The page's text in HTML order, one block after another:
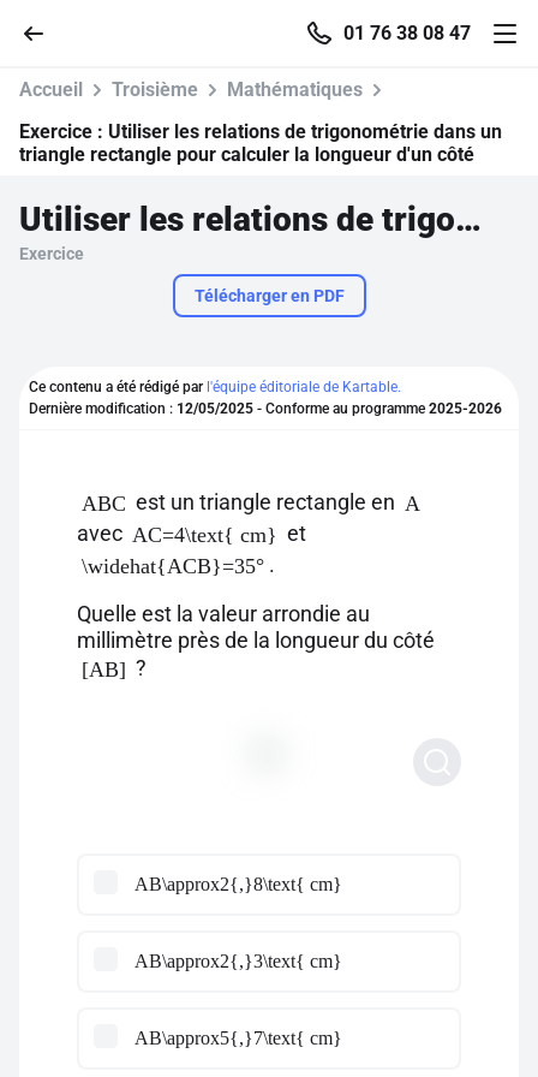
01 76 38 08 47
Parcourir
Se connecter
Pour profiter de 10 contenus offerts.
Accueil Troisième
Mathématiques
Exercice : Utiliser les relations de trigonométrie dans un
triangle rectangle pour calculer la longueur d'un côté
Utiliser les relations de trigonométrie dans un triangle rectangle pour calculer la longueur d'un côté
Exercice
Télécharger en PDF
Ce contenu a été rédigé par l'équipe éditoriale de Kartable.
Dernière modification : 12/05/2025 - Conforme au programme 2025-2026
ABC est un triangle rectangle en A
avec AC=4\text{ cm} et
\widehat{ACB}=35° .
Quelle est la valeur arrondie au
millimètre près de la longueur du côté
[AB] ?
AB\approx2{,}8\text{ cm}
AB\approx2{,}3\text{ cm}
AB\approx5{,}7\text{ cm}